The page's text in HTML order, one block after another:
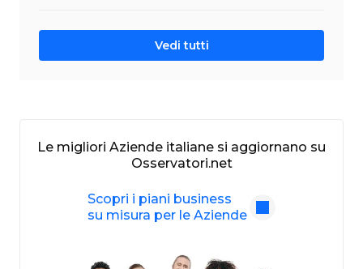
Vedi tutti
Le migliori Aziende italiane si aggiornano su
Osservatori.net
Scopri i piani business
su misura per le Aziende